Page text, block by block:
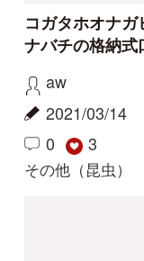
これは虫でしょうか
2026/06/25
2 1
コヤマトンボ